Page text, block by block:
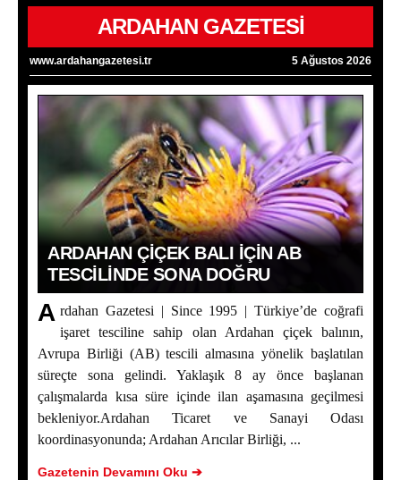
ARDAHAN GAZETESİ
www.ardahangazetesi.tr 5 Ağustos 2026
ARDAHAN ÇIÇEK BALI İÇIN AB
TESCILINDE SONA DOĞRU
A rdahan Gazetesi | Since 1995 | Türkiye’de coğrafi
işaret tesciline sahip olan Ardahan çiçek balının,
Avrupa Birliği (AB) tescili almasına yönelik başlatılan
süreçte sona gelindi. Yaklaşık 8 ay önce başlanan
çalışmalarda kısa süre içinde ilan aşamasına geçilmesi
bekleniyor.Ardahan Ticaret ve Sanayi Odası
koordinasyonunda; Ardahan Arıcılar Birliği, ...
Gazetenin Devamını Oku ➔